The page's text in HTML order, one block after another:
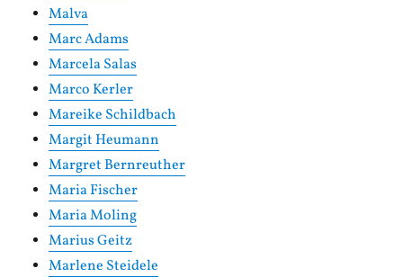
Malva
Marc Adams
Marcela Salas
Marco Kerler
Mareike Schildbach
Margit Heumann
Margret Bernreuther
Maria Fischer
Maria Moling
Marius Geitz
Marlene Steidele